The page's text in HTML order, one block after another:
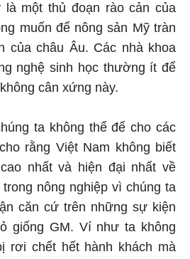
là một thủ đoạn rào cản của
muốn để nông sản Mỹ tràn
của châu Âu. Các nhà khoa
nghệ sinh học thường ít để
cân xứng này.
ta không thể để cho các
rằng Việt Nam không biết
nhất và hiện đại nhất về
nông nghiệp vì chúng ta
căn cứ trên những sự kiện
giống GM. Ví như ta không
rơi chết hết hành khách mà